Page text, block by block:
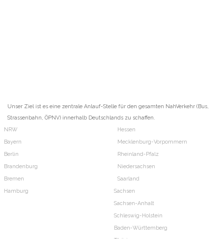
Unser Ziel ist es eine zentrale Anlauf-Stelle für den gesamten NahVerkehr (Bus,
Strassenbahn, ÖPNV) innerhalb Deutschlands zu schaffen.
NRW
Bayern
Berlin
Brandenburg
Bremen
Hamburg
Hessen
Mecklenburg-Vorpommern
Rheinland-Pfalz
Niedersachsen
Saarland
Sachsen
Sachsen-Anhalt
Schleswig-Holstein
Baden-Württemberg